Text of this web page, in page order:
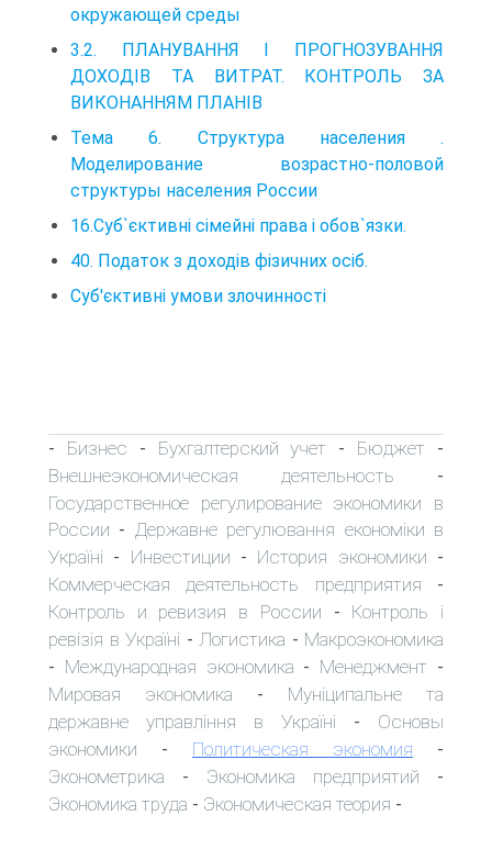
окружающей среды
3.2. ПЛАНУВАННЯ І ПРОГНОЗУВАННЯ
ДОХОДІВ ТА ВИТРАТ. КОНТРОЛЬ ЗА
ВИКОНАННЯМ ПЛАНІВ
Тема 6. Структура населения .
Моделирование возрастно-половой
структуры населения России
16.Суб`єктивні сімейні права і обов`язки.
40. Податок з доходів фізичних осіб.
Суб'єктивні умови злочинності
- Бизнес - Бухгалтерский учет - Бюджет -
Внешнеэкономическая деятельность -
Государственное регулирование экономики в
России - Державне регулювання економіки в
Україні - Инвестиции - История экономики -
Коммерческая деятельность предприятия -
Контроль и ревизия в России - Контроль і
ревізія в Україні - Логистика - Макроэкономика
- Международная экономика - Менеджмент -
Мировая экономика - Муніципальне та
державне управління в Україні - Основы
экономики - Политическая экономия -
Эконометрика - Экономика предприятий -
Экономика труда - Экономическая теория -